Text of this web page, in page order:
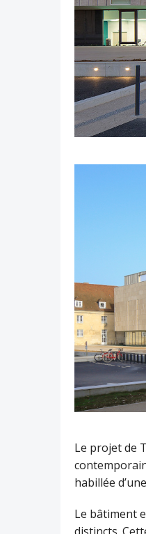
Le projet de
habillée
Le bâtiment
distincts.